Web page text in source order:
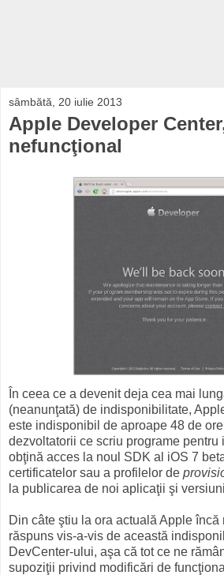
sâmbătă, 20 iulie 2013
Apple Developer
nefuncţional
În ceea ce a devenit deja cea mai
(neanunţată) de indisponibilitate,
este indisponibil de aproape 48 de
dezvoltatorii ce scriu programe pentru
obţină acces la noul SDK al iOS 7
certificatelor sau a profilelor de
la publicarea de noi aplicaţii şi
Din câte ştiu la ora actuală Apple încă
răspuns vis-a-vis de această
DevCenter-ului, aşa că tot ce ne
supoziţii privind modificări de